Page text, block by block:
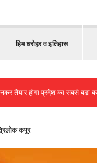
हिम धरोहर व इतिहास
होगा प्रदेश का सबसे बड़ा बस अड्डा
कपूर